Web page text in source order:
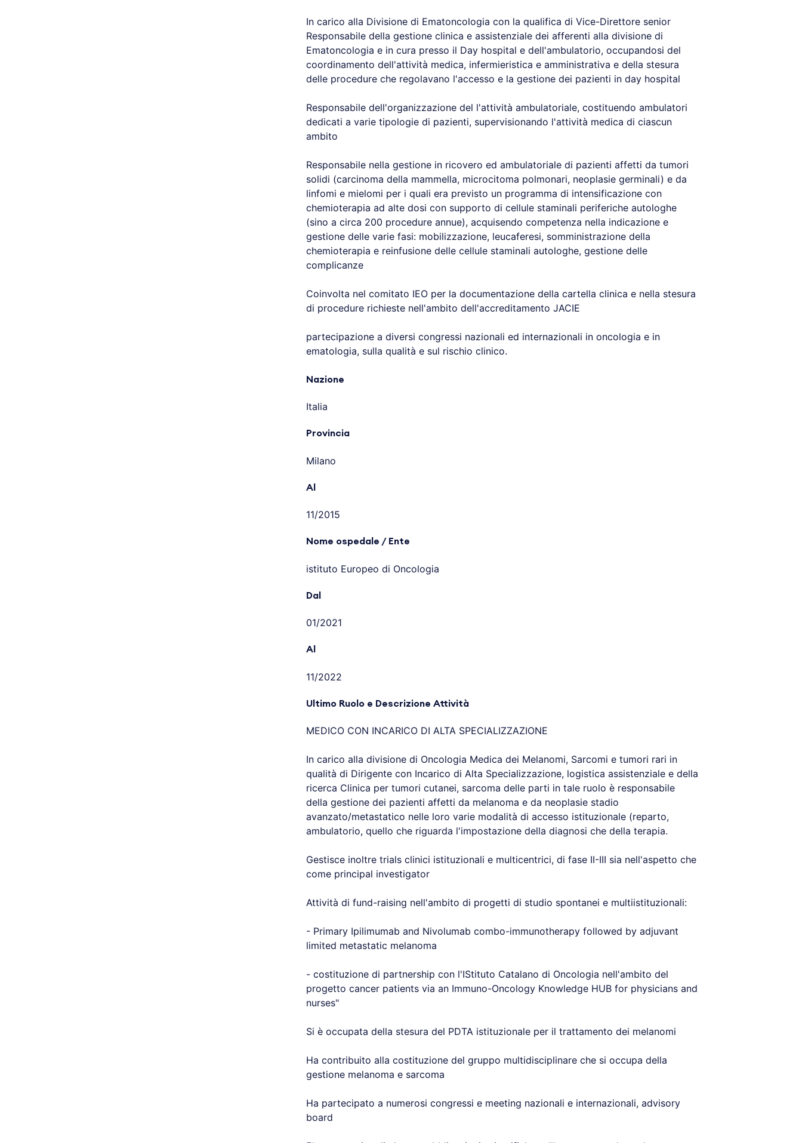
In carico alla Divisione di Ematoncologia con la qualifica di Vice-Direttore senior
Responsabile della gestione clinica e assistenziale dei afferenti alla divisione di
Ematoncologia e in cura presso il Day hospital e dell'ambulatorio, occupandosi del
coordinamento dell'attività medica, infermieristica e amministrativa e della stesura
delle procedure che regolavano l'accesso e la gestione dei pazienti in day hospital
Responsabile dell'organizzazione del l'attività ambulatoriale, costituendo ambulatori
dedicati a varie tipologie di pazienti, supervisionando l'attività medica di ciascun
ambito
Responsabile nella gestione in ricovero ed ambulatoriale di pazienti affetti da tumori
solidi (carcinoma della mammella, microcitoma polmonari, neoplasie germinali) e da
linfomi e mielomi per i quali era previsto un programma di intensificazione con
chemioterapia ad alte dosi con supporto di cellule staminali periferiche autologhe
(sino a circa 200 procedure annue), acquisendo competenza nella indicazione e
gestione delle varie fasi: mobilizzazione, leucaferesi, somministrazione della
chemioterapia e reinfusione delle cellule staminali autologhe, gestione delle
complicanze
Coinvolta nel comitato IEO per la documentazione della cartella clinica e nella stesura
di procedure richieste nell'ambito dell'accreditamento JACIE
partecipazione a diversi congressi nazionali ed internazionali in oncologia e in
ematologia, sulla qualità e sul rischio clinico.
Nazione
Italia
Provincia
Milano
Al
11/2015
Nome ospedale / Ente
istituto Europeo di Oncologia
Dal
01/2021
Al
11/2022
Ultimo Ruolo e Descrizione Attività
MEDICO CON INCARICO DI ALTA SPECIALIZZAZIONE
In carico alla divisione di Oncologia Medica dei Melanomi, Sarcomi e tumori rari in
qualità di Dirigente con Incarico di Alta Specializzazione, logistica assistenziale e della
ricerca Clinica per tumori cutanei, sarcoma delle parti in tale ruolo è responsabile
della gestione dei pazienti affetti da melanoma e da neoplasie stadio
avanzato/metastatico nelle loro varie modalità di accesso istituzionale (reparto,
ambulatorio, quello che riguarda l'impostazione della diagnosi che della terapia.
Gestisce inoltre trials clinici istituzionali e multicentrici, di fase II-III sia nell'aspetto che
come principal investigator
Attività di fund-raising nell'ambito di progetti di studio spontanei e multiistituzionali:
- Primary Ipilimumab and Nivolumab combo-immunotherapy followed by adjuvant
limited metastatic melanoma
- costituzione di partnership con l'IStituto Catalano di Oncologia nell'ambito del
progetto cancer patients via an Immuno-Oncology Knowledge HUB for physicians and
nurses"
Si è occupata della stesura del PDTA istituzionale per il trattamento dei melanomi
Ha contribuito alla costituzione del gruppo multidisciplinare che si occupa della
gestione melanoma e sarcoma
Ha partecipato a numerosi congressi e meeting nazionali e internazionali, advisory
board